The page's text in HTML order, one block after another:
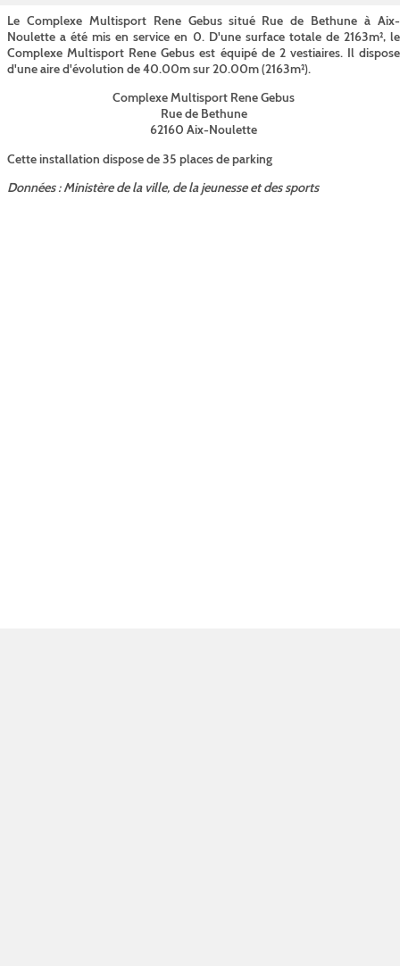
Le Complexe Multisport Rene Gebus situé Rue de Bethune à Aix-
Noulette a été mis en service en 0. D'une surface totale de 2163m², le
Complexe Multisport Rene Gebus est équipé de 2 vestiaires. Il dispose
d'une aire d'évolution de 40.00m sur 20.00m (2163m²).
Complexe Multisport Rene Gebus
Rue de Bethune
62160 Aix-Noulette
Cette installation dispose de 35 places de parking
Données : Ministère de la ville, de la jeunesse et des sports